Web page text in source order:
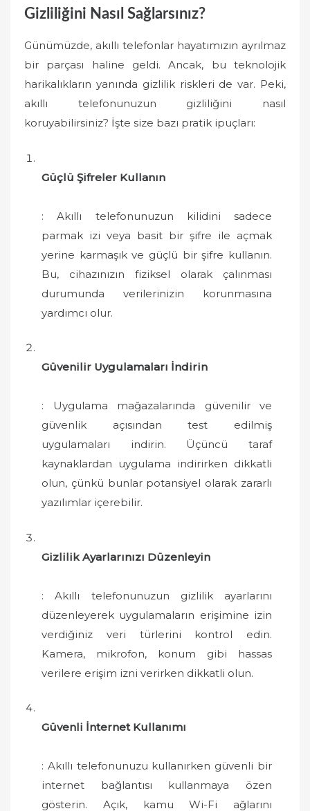
Gizliliğini Nasıl Sağlarsınız?
Günümüzde, akıllı telefonlar hayatımızın ayrılmaz
bir parçası haline geldi. Ancak, bu teknolojik
harikalıkların yanında gizlilik riskleri de var. Peki,
akıllı telefonunuzun gizliliğini nasıl
koruyabilirsiniz? İşte size bazı pratik ipuçları:
Güçlü Şifreler Kullanın
: Akıllı telefonunuzun kilidini sadece
parmak izi veya basit bir şifre ile açmak
yerine karmaşık ve güçlü bir şifre kullanın.
Bu, cihazınızın fiziksel olarak çalınması
durumunda verilerinizin korunmasına
yardımcı olur.
Güvenilir Uygulamaları İndirin
: Uygulama mağazalarında güvenilir ve
güvenlik açısından test edilmiş
uygulamaları indirin. Üçüncü taraf
kaynaklardan uygulama indirirken dikkatli
olun, çünkü bunlar potansiyel olarak zararlı
yazılımlar içerebilir.
Gizlilik Ayarlarınızı Düzenleyin
: Akıllı telefonunuzun gizlilik ayarlarını
düzenleyerek uygulamaların erişimine izin
verdiğiniz veri türlerini kontrol edin.
Kamera, mikrofon, konum gibi hassas
verilere erişim izni verirken dikkatli olun.
Güvenli İnternet Kullanımı
: Akıllı telefonunuzu kullanırken güvenli bir
internet bağlantısı kullanmaya özen
gösterin. Açık, kamu Wi-Fi ağlarını